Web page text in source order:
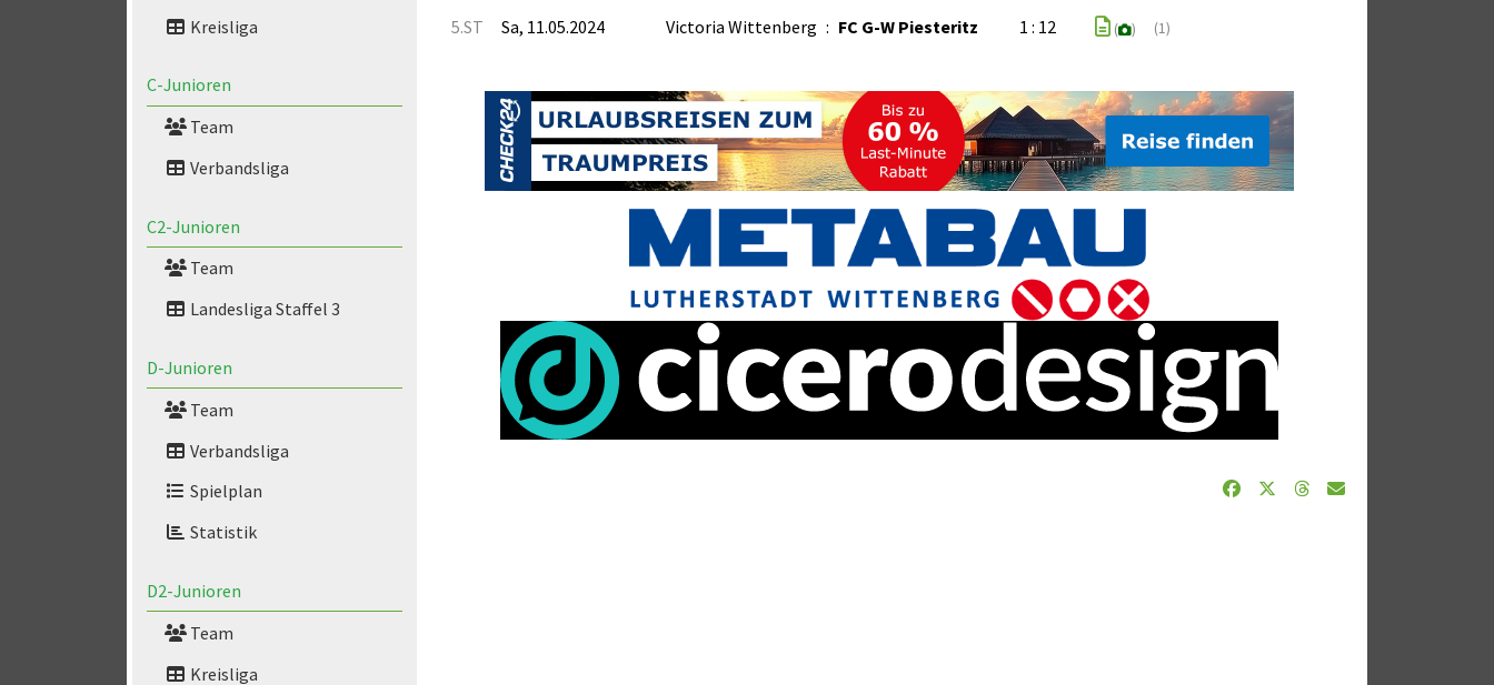
Kreisliga
C-Junioren
Team
Verbandsliga
C2-Junioren
Team
Landesliga Staffel 3
D-Junioren
Team
Verbandsliga
Spielplan
Statistik
D2-Junioren
Team
Kreisliga
5.ST Sa, 11.05.2024 Victoria Wittenberg : FC G-W Piesteritz 1 : 12 ( ) (1)